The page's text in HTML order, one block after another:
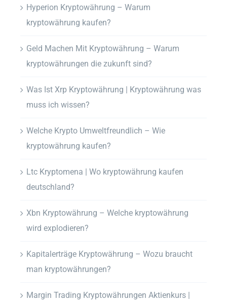
Hyperion Kryptowährung – Warum
kryptowährung kaufen?
Geld Machen Mit Kryptowährung – Warum
kryptowährungen die zukunft sind?
Was Ist Xrp Kryptowährung | Kryptowährung was
muss ich wissen?
Welche Krypto Umweltfreundlich – Wie
kryptowährung kaufen?
Ltc Kryptomena | Wo kryptowährung kaufen
deutschland?
Xbn Kryptowährung – Welche kryptowährung
wird explodieren?
Kapitalerträge Kryptowährung – Wozu braucht
man kryptowährungen?
Margin Trading Kryptowährungen Aktienkurs |